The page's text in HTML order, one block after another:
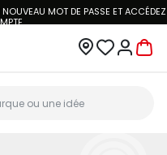
VOUS ÊTES CLIENT ROUGIER&PLÉ
À